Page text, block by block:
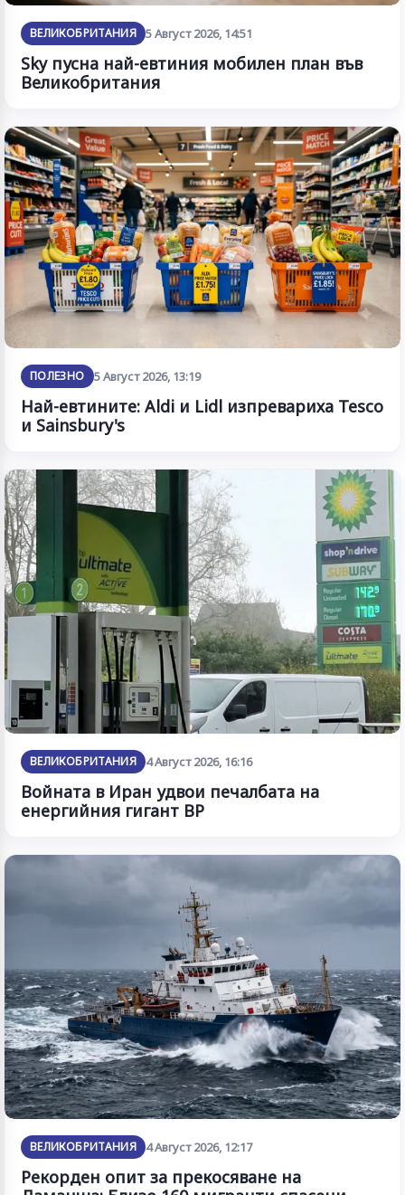
ВЕЛИКОБРИТАНИЯ 5 Август 2026, 14:51
Sky пусна най-евтиния мобилен план във
Великобритания
ПОЛЕЗНО 5 Август 2026, 13:19
Най-евтините: Aldi и Lidl изпревариха Tesco
и Sainsbury's
ВЕЛИКОБРИТАНИЯ 4 Август 2026, 16:16
Войната в Иран удвои печалбата на
енергийния гигант BP
ВЕЛИКОБРИТАНИЯ 4 Август 2026, 12:17
Рекорден опит за прекосяване на